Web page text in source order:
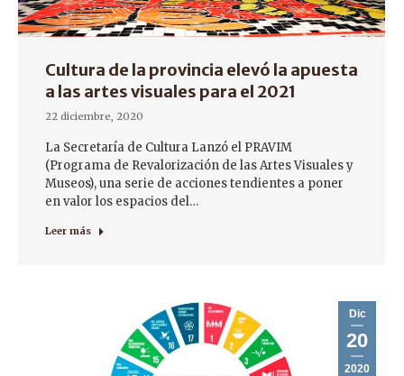
Cultura de la provincia elevó la apuesta
a las artes visuales para el 2021
22 diciembre, 2020
La Secretaría de Cultura Lanzó el PRAVIM
(Programa de Revalorización de las Artes Visuales y
Museos), una serie de acciones tendientes a poner
en valor los espacios del…
Leer más
Dic
20
2020